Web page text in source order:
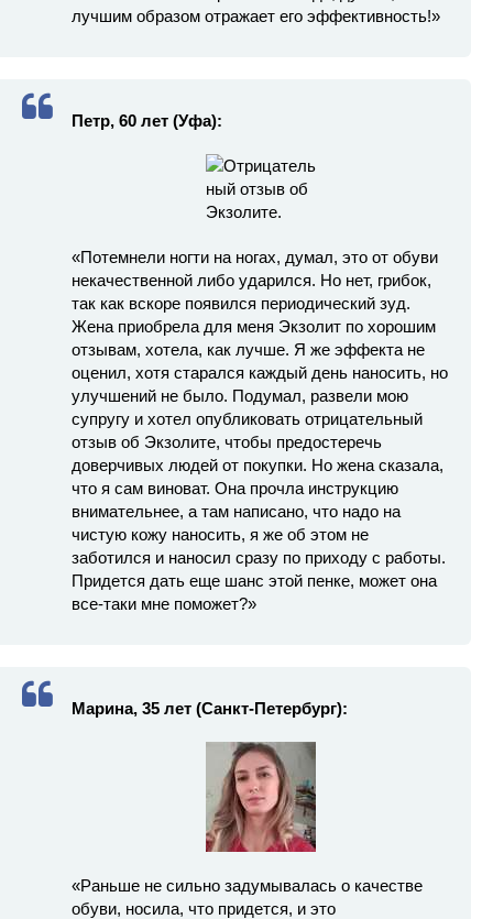
лучшим образом отражает его эффективность!»
Петр, 60 лет (Уфа):
«Потемнели ногти на ногах, думал, это от обуви
некачественной либо ударился. Но нет, грибок,
так как вскоре появился периодический зуд.
Жена приобрела для меня Экзолит по хорошим
отзывам, хотела, как лучше. Я же эффекта не
оценил, хотя старался каждый день наносить, но
улучшений не было. Подумал, развели мою
супругу и хотел опубликовать отрицательный
отзыв об Экзолите, чтобы предостеречь
доверчивых людей от покупки. Но жена сказала,
что я сам виноват. Она прочла инструкцию
внимательнее, а там написано, что надо на
чистую кожу наносить, я же об этом не
заботился и наносил сразу по приходу с работы.
Придется дать еще шанс этой пенке, может она
все-таки мне поможет?»
Марина, 35 лет (Санкт-Петербург):
«Раньше не сильно задумывалась о качестве
обуви, носила, что придется, и это